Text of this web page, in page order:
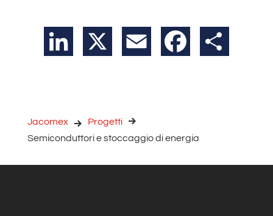
LinkedIn Email Facebook
Jacomex
Progetti
Semiconduttori e stoccaggio di energia